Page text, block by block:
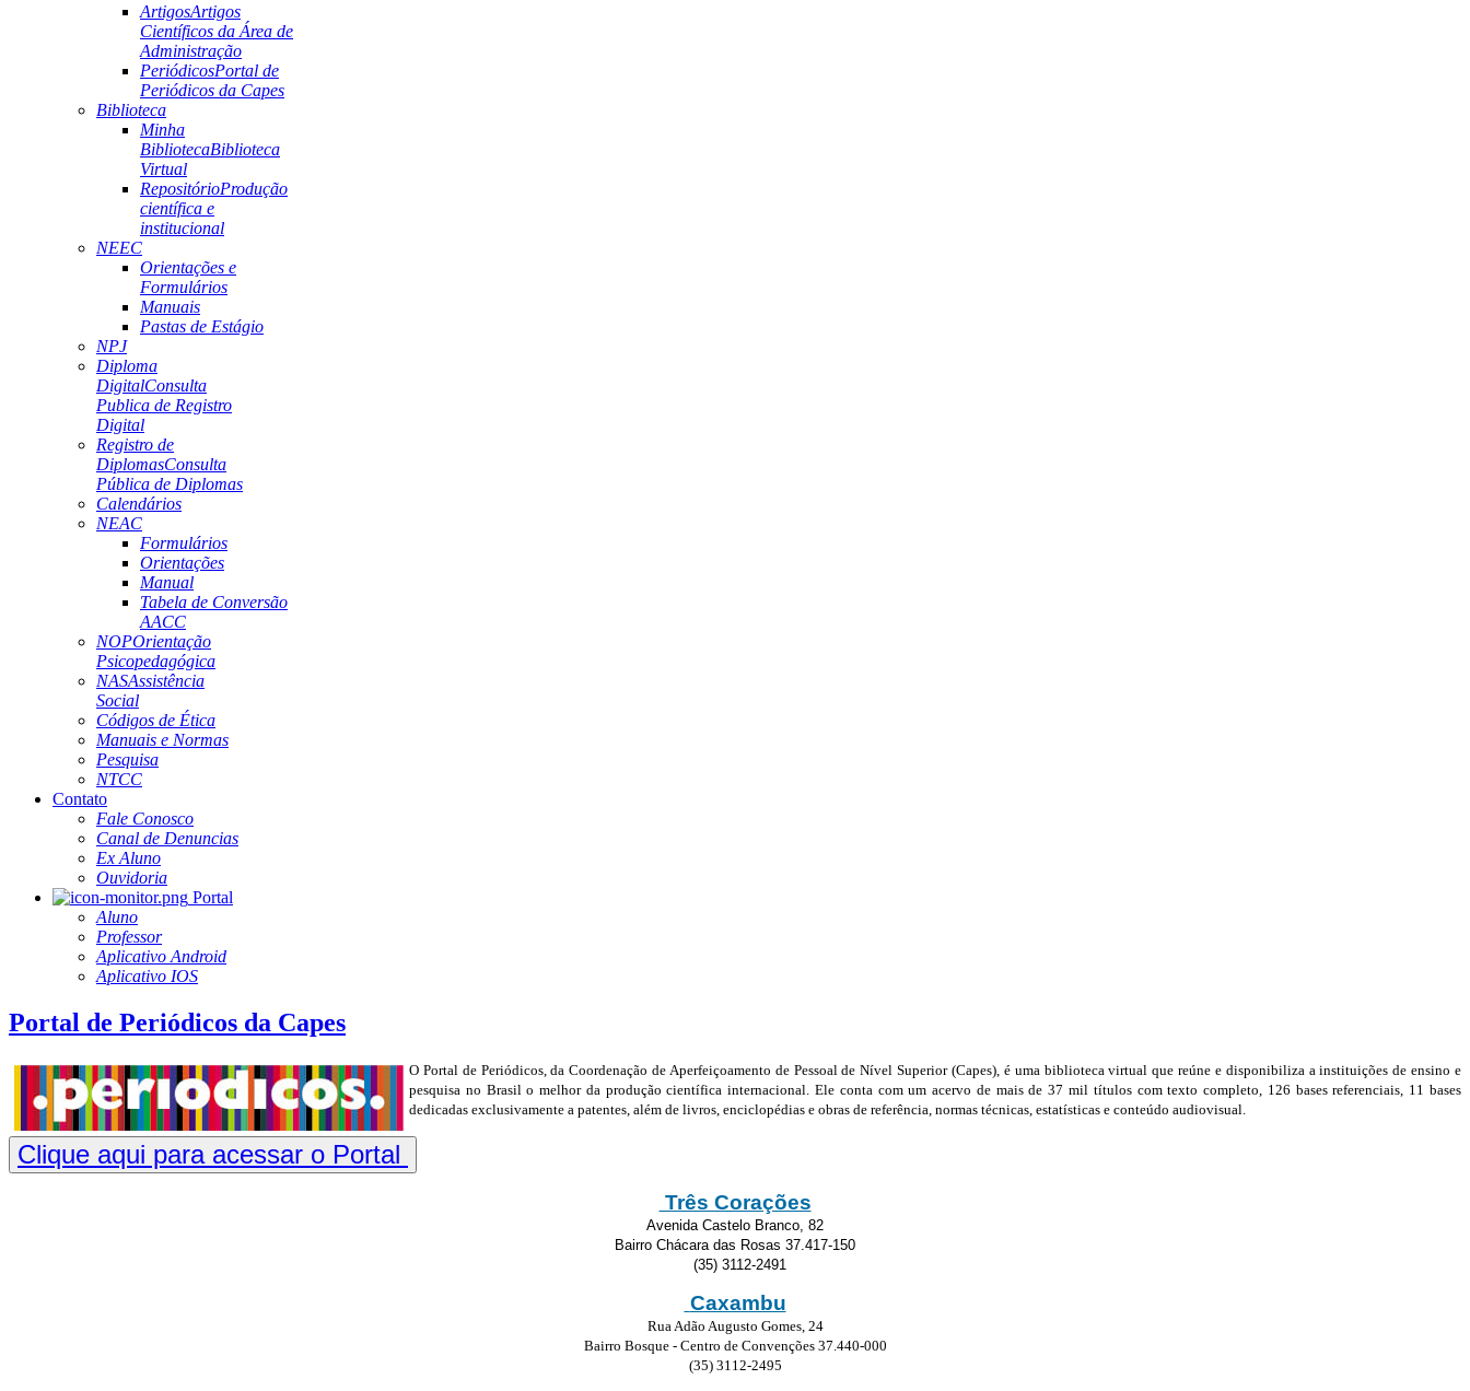
ArtigosArtigos
Científicos da Área de
Administração
PeriódicosPortal de
Periódicos da Capes
Biblioteca
Minha
BibliotecaBiblioteca
Virtual
RepositórioProdução
científica e
institucional
NEEC
Orientações e
Formulários
Manuais
Pastas de Estágio
NPJ
Diploma
DigitalConsulta
Publica de Registro
Digital
Registro de
DiplomasConsulta
Pública de Diplomas
Calendários
NEAC
Formulários
Orientações
Manual
Tabela de Conversão
AACC
NOPOrientação
Psicopedagógica
NASAssistência
Social
Códigos de Ética
Manuais e Normas
Pesquisa
NTCC
Contato
Fale Conosco
Canal de Denuncias
Ex Aluno
Ouvidoria
Portal
Aluno
Professor
Aplicativo Android
Aplicativo IOS
Portal de Periódicos da Capes
O Portal de Periódicos, da Coordenação de Aperfeiçoamento de Pessoal de Nível Superior (Capes), é uma biblioteca virtual que reúne e disponibiliza a instituições de ensino e
pesquisa no Brasil o melhor da produção científica internacional. Ele conta com um acervo de mais de 37 mil títulos com texto completo, 126 bases referenciais, 11 bases
dedicadas exclusivamente a patentes, além de livros, enciclopédias e obras de referência, normas técnicas, estatísticas e conteúdo audiovisual.
Clique aqui para acessar o Portal
Três Corações
Avenida Castelo Branco, 82
Bairro Chácara das Rosas 37.417-150
(35) 3112-2491
Caxambu
Rua Adão Augusto Gomes, 24
Bairro Bosque - Centro de Convenções 37.440-000
(35) 3112-2495